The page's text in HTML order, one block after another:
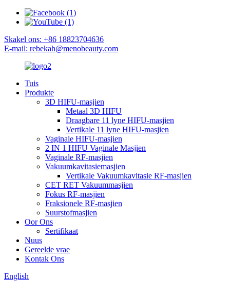
Skakel ons: +86 18823704636
E-mail: rebekah@menobeauty.com
Tuis
Produkte
3D HIFU-masjien
Metaal 3D HIFU
Draagbare 11 lyne HIFU-masjien
Vertikale 11 lyne HIFU-masjien
Vaginale HIFU-masjien
2 IN 1 HIFU Vaginale Masjien
Vaginale RF-masjien
Vakuumkavitasiemasjien
Vertikale Vakuumkavitasie RF-masjien
CET RET Vakuummasjien
Fokus RF-masjien
Fraksionele RF-masjien
Suurstofmasjien
Oor Ons
Sertifikaat
Nuus
Gereelde vrae
Kontak Ons
English